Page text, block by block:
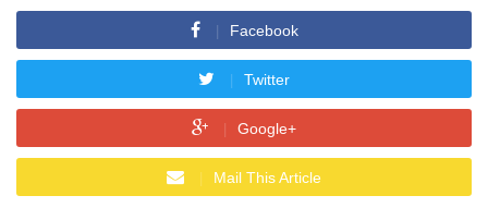
Facebook
Twitter
Google+
Mail This Article